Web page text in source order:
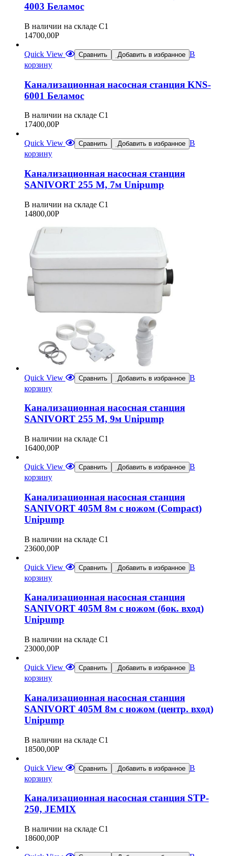
4003 Беламос
В наличии на складе С1
14700,00Р
Quick View Сравнить Добавить в избранное В
корзину
Канализационная насосная станция KNS-
6001 Беламос
В наличии на складе С1
17400,00Р
Quick View Сравнить Добавить в избранное В
корзину
Канализационная насосная станция
SANIVORT 255 М, 7м Unipump
В наличии на складе С1
14800,00Р
Quick View Сравнить Добавить в избранное В
корзину
Канализационная насосная станция
SANIVORT 255 М, 9м Unipump
В наличии на складе С1
16400,00Р
Quick View Сравнить Добавить в избранное В
корзину
Канализационная насосная станция
SANIVORT 405М 8м с ножом (Compact)
Unipump
В наличии на складе С1
23600,00Р
Quick View Сравнить Добавить в избранное В
корзину
Канализационная насосная станция
SANIVORT 405М 8м с ножом (бок. вход)
Unipump
В наличии на складе С1
23000,00Р
Quick View Сравнить Добавить в избранное В
корзину
Канализационная насосная станция
SANIVORT 405М 8м с ножом (центр. вход)
Unipump
В наличии на складе С1
18500,00Р
Quick View Сравнить Добавить в избранное В
корзину
Канализационная насосная станция STP-
250, JEMIX
В наличии на складе С1
18600,00Р